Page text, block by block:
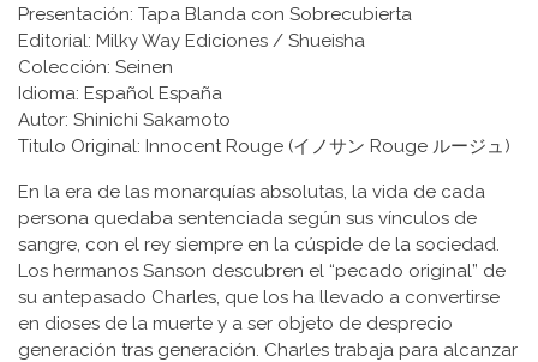
Presentación: Tapa Blanda con Sobrecubierta
Editorial: Milky Way Ediciones / Shueisha
Colección: Seinen
Idioma: Español España
Autor: Shinichi Sakamoto
Titulo Original: Innocent Rouge (イノサン Rouge ルージュ)
En la era de las monarquías absolutas, la vida de cada
persona quedaba sentenciada según sus vínculos de
sangre, con el rey siempre en la cúspide de la sociedad.
Los hermanos Sanson descubren el “pecado original” de
su antepasado Charles, que los ha llevado a convertirse
en dioses de la muerte y a ser objeto de desprecio
generación tras generación. Charles trabaja para alcanzar